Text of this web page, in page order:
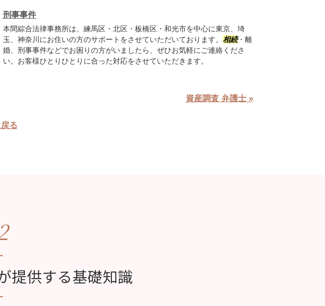
刑事事件
本間綜合法律事務所は、練馬区・北区・板橋区・和光市を中心に東京、埼
玉、神奈川にお住いの方のサポートをさせていただいております。 相続・離
婚、刑事事件などでお困りの方がいましたら、ぜひお気軽にご連絡くださ
い。お客様ひとりひとりに合った対応をさせていただきます。
資産調査 弁護士 »
る
提供する基礎知識